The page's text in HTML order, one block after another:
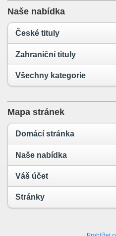
Naše nabídka
České tituly
Zahraniční tituly
Všechny kategorie
Mapa stránek
Domácí stránka
Naše nabídka
Váš účet
Stránky